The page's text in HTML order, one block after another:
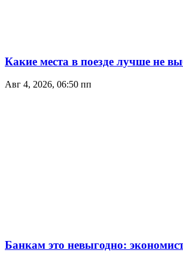
Какие места в поезде лучше не
Авг 4, 2026, 06:50 пп
Банкам это невыгодно: